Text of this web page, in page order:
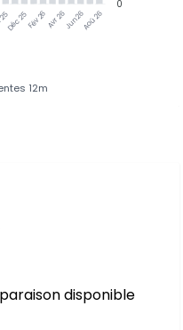
Déc 25Fév 26Avr 26Jun 26Aoû 26
0
12m
disponible